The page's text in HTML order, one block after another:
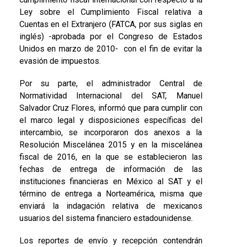
Ley sobre el Cumplimiento Fiscal relativa a
Cuentas en el Extranjero (FATCA, por sus siglas en
inglés) -aprobada por el Congreso de Estados
Unidos en marzo de 2010- con el fin de evitar la
evasión de impuestos.
Por su parte, el administrador Central de
Normatividad Internacional del SAT, Manuel
Salvador Cruz Flores, informó que para cumplir con
el marco legal y disposiciones específicas del
intercambio, se incorporaron dos anexos a la
Resolución Miscelánea 2015 y en la miscelánea
fiscal de 2016, en la que se establecieron las
fechas de entrega de información de las
instituciones financieras en México al SAT y el
término de entrega a Norteamérica, misma que
enviará la indagación relativa de mexicanos
usuarios del sistema financiero estadounidense.
Los reportes de envío y recepción contendrán